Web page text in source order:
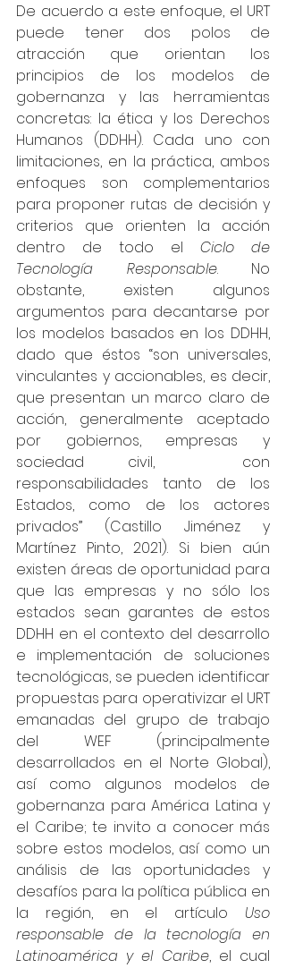
De acuerdo a este enfoque, el URT
puede tener dos polos de
atracción que orientan los
principios de los modelos de
gobernanza y las herramientas
concretas: la ética y los Derechos
Humanos (DDHH). Cada uno con
limitaciones, en la práctica, ambos
enfoques son complementarios
para proponer rutas de decisión y
criterios que orienten la acción
dentro de todo el Ciclo de
Tecnología Responsable. No
obstante, existen algunos
argumentos para decantarse por
los modelos basados en los DDHH,
dado que éstos “son universales,
vinculantes y accionables, es decir,
que presentan un marco claro de
acción, generalmente aceptado
por gobiernos, empresas y
sociedad civil,  con
responsabilidades tanto de los
Estados, como de los actores
privados” (Castillo Jiménez y
Martínez Pinto, 2021). Si bien aún
existen áreas de oportunidad para
que las empresas y no sólo los
estados sean garantes de estos
DDHH en el contexto del desarrollo
e implementación de soluciones
tecnológicas, se pueden identificar
propuestas para operativizar el URT
emanadas del grupo de trabajo
del WEF (principalmente
desarrollados en el Norte Global),
así como algunos modelos de
gobernanza para América Latina y
el Caribe; te invito a conocer más
sobre estos modelos, así como un
análisis de las oportunidades y
desafíos para la política pública en
la región, en el artículo Uso
responsable de la tecnología en
Latinoamérica y el Caribe, el cual